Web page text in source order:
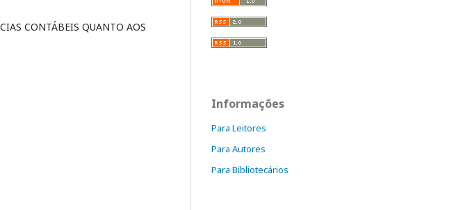
CONTÁBEIS QUANTO AOS
Informações
Para Leitores
Para Autores
Para Bibliotecários